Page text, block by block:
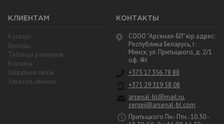
КЛИЕНТАМ
Каталог
Бренды
Таблица размеров
Корзина
Обратная связь
Заказать звонок
КОНТАКТЫ
СООО "Арсенал-БЛ" юр.адрес:
Республика Беларусь, г.
Минск, ул. Притыцкого, д. 2/1
оф. 4Н
+375 17 356 78 88
+375 29 319 58 08
arsenal-bl@mail.ru,
sergei@arsenal-bl.com
Притыцкого Пн.- Птн.: 10.30 -